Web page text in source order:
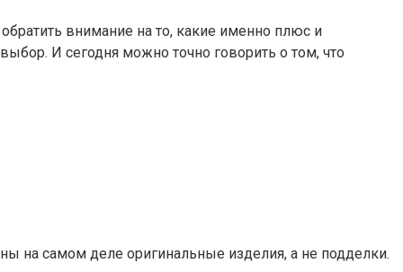
внимание на то, какие именно плюс и
И сегодня можно точно говорить о том, что
на самом деле оригинальные изделия, а не подделки.